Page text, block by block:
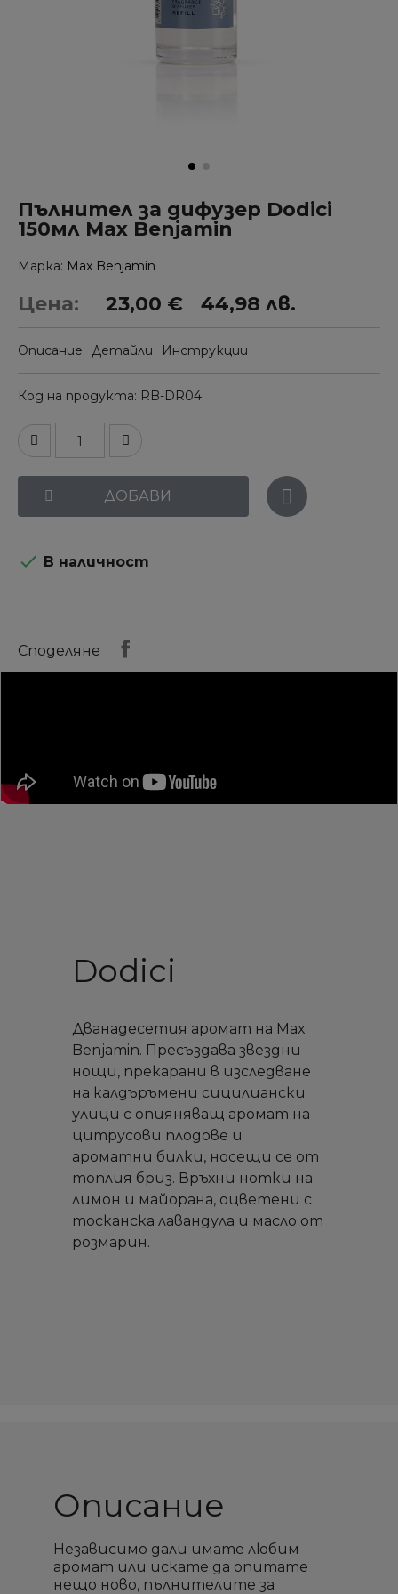
Създай списък
Създай списък
Пълнител за дифузер Dodici
150мл Max Benjamin
Марка Max Benjamin
Цена: 23,00 € 44,98 лв.
Описание Детайли Инструкции
Код на продукта RB-DR04
ДОБАВИ
 В наличност
Споделяне
Dodici
Дванадесетия аромат на Max
Benjamin. Пресъздава звездни
нощи, прекарани в изследване
на калдъръмени сицилиански
улици с опияняващ аромат на
цитрусови плодове и
ароматни билки, носещи се от
топлия бриз. Връхни нотки на
лимон и майорана, оцветени с
тосканска лавандула и масло от
розмарин.
Описание
Независимо дали имате любим
аромат или искате да опитате
нещо ново, пълнителите за